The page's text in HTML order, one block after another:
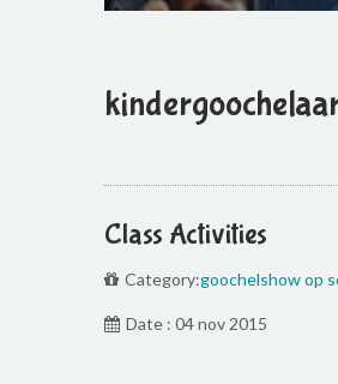
Class Activities
Category:goochelshow op
Date : 04 nov 2015